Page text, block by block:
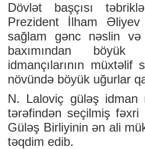
Dövlət başçısı
Prezident İlham Əliyev
sağlam gənc nəslin və
baxımından böyük
idmançılarının
növündə böyük uğurlar
N. Laloviç güləş idman
tərəfindən seçilmiş
Güləş Birliyinin ən ali
təqdim edib.